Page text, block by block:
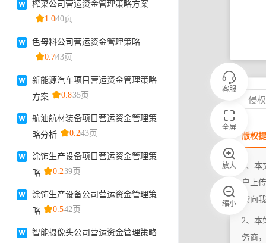
客服
全屏
放大
缩小
侵
版权
1、
户上
按向
2、本
务商